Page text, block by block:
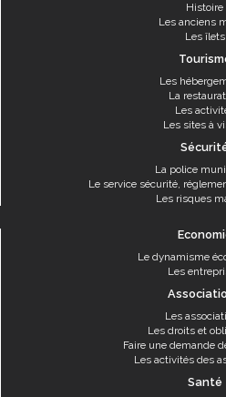
Histoire
Les anciens
Les îlets
Les
La
Les
Les sites à
La police
Le service sécurité,
Les risques
Le dynamisme
Les
Les
Les droits et
Faire une demande
Les activités des
Santé